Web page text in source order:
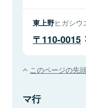
東上野ヒガシウ
110-0015
このページの先
マ行